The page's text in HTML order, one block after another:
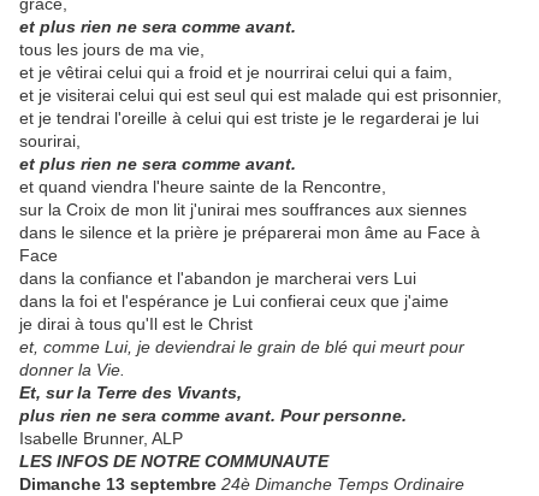
et plus rien ne sera comme avant.
tous les jours de ma vie,
et je vêtirai celui qui a froid et je nourrirai celui qui a faim,
et je visiterai celui qui est seul qui est malade qui est prisonnier,
et je tendrai l'oreille à celui qui est triste je le regarderai je lui
sourirai,
et plus rien ne sera comme avant.
et quand viendra l'heure sainte de la Rencontre,
sur la Croix de mon lit j'unirai mes souffrances aux siennes
dans le silence et la prière je préparerai mon âme au Face à
Face
dans la confiance et l'abandon je marcherai vers Lui
dans la foi et l'espérance je Lui confierai ceux que j'aime
je dirai à tous qu'Il est le Christ
et, comme Lui, je deviendrai le grain de blé qui meurt pour
donner la Vie.
Et, sur la Terre des Vivants,
plus rien ne sera comme avant. Pour personne.
Isabelle Brunner, ALP
LES INFOS DE NOTRE COMMUNAUTE
Dimanche 13 septembre 24è Dimanche Temps Ordinaire